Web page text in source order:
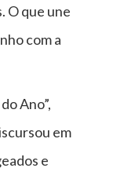
O que une
com a
Ano”,
em
e